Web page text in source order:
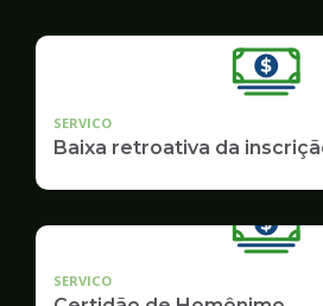
SERVICO
Baixa retroativa da
SERVICO